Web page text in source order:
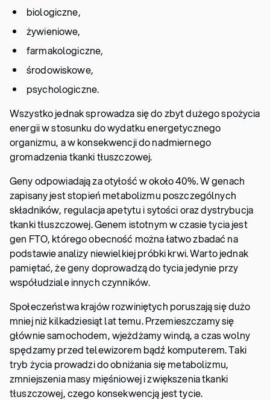
biologiczne,
żywieniowe,
farmakologiczne,
środowiskowe,
psychologiczne.
Wszystko jednak sprowadza się do zbyt dużego spożycia
energii w stosunku do wydatku energetycznego
organizmu, a w konsekwencji do nadmiernego
gromadzenia tkanki tłuszczowej.
Geny odpowiadają za otyłość w około 40%. W genach
zapisany jest stopień metabolizmu poszczególnych
składników, regulacja apetytu i sytości oraz dystrybucja
tkanki tłuszczowej. Genem istotnym w czasie tycia jest
gen FTO, którego obecność można łatwo zbadać na
podstawie analizy niewielkiej próbki krwi. Warto jednak
pamiętać, że geny doprowadzą do tycia jedynie przy
współudziale innych czynników.
Społeczeństwa krajów rozwiniętych poruszają się dużo
mniej niż kilkadziesiąt lat temu. Przemieszczamy się
głównie samochodem, wjeżdżamy windą, a czas wolny
spędzamy przed telewizorem bądź komputerem. Taki
tryb życia prowadzi do obniżania się metabolizmu,
zmniejszenia masy mięśniowej i zwiększenia tkanki
tłuszczowej, czego konsekwencją jest tycie.